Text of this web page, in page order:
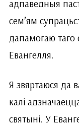
адпаведныя
сем’ям
дапамогаю таго
Евангелля.
Я звяртаюся да
калі
святыні. У